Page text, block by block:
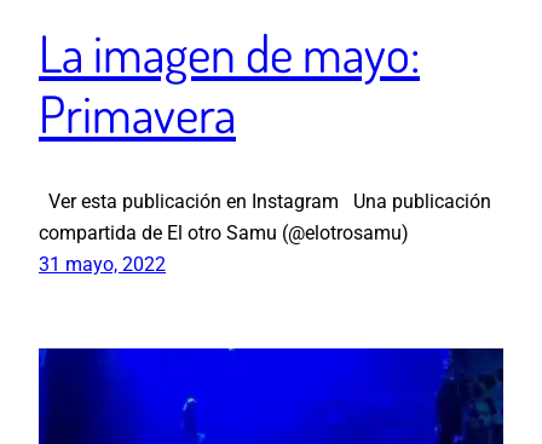
La imagen de mayo:
Primavera
Ver esta publicación en Instagram Una publicación
compartida de El otro Samu (@elotrosamu)
31 mayo, 2022